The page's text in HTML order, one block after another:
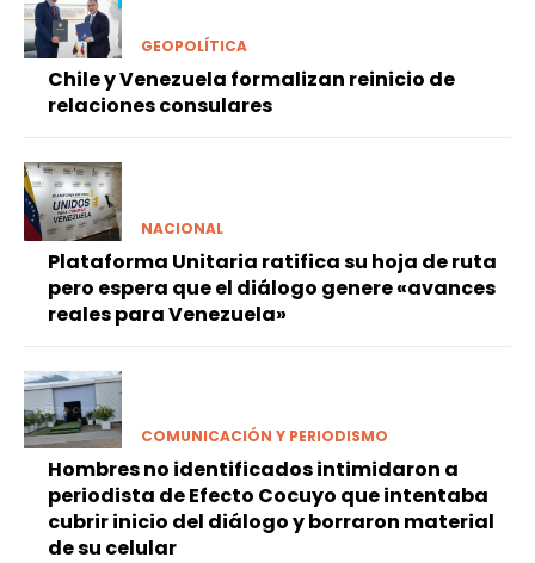
GEOPOLÍTICA
Chile y Venezuela formalizan reinicio de
relaciones consulares
NACIONAL
Plataforma Unitaria ratifica su hoja de ruta
pero espera que el diálogo genere «avances
reales para Venezuela»
COMUNICACIÓN Y PERIODISMO
Hombres no identificados intimidaron a
periodista de Efecto Cocuyo que intentaba
cubrir inicio del diálogo y borraron material
de su celular